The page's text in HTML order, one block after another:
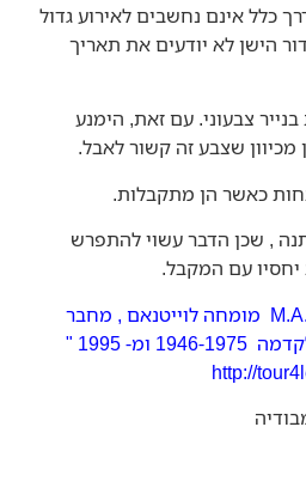
כלל אינם נחשבים לאירוע גדול
הישן לא יודעים את תאריך
צבעוני. עם זאת, הימנע
מכיוון שצבע זה קשור לאבל.
כאשר הן מתקבלות.
, שכן הדבר עשוי להתפרש
יחסיו עם המקבל.
הכותב – מרום איתמר – .M.A מומחה לוייטנאם , מחבר
הספר-” וייטנאם מדיכוי לקדמה 1946-1975 ומ- 1995 "
http://